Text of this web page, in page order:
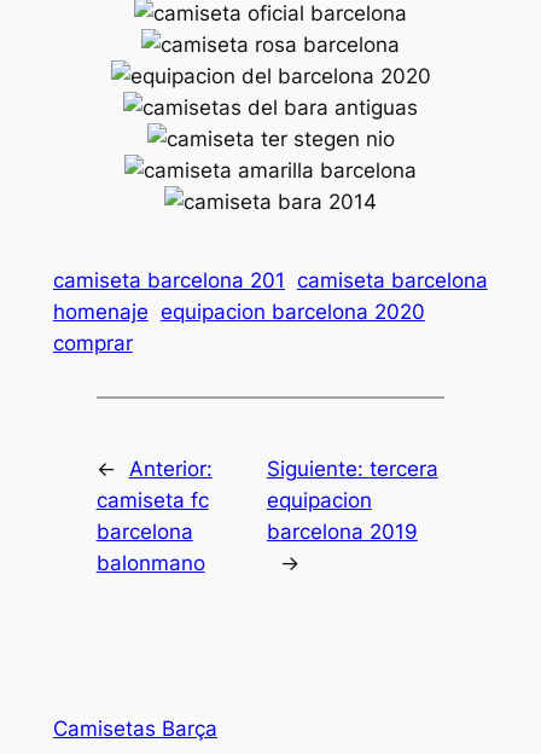
camiseta barcelona 201 camiseta barcelona
homenaje equipacion barcelona 2020
comprar
←
Anterior:
camiseta fc
barcelona
balonmano
Siguiente: tercera
equipacion
barcelona 2019
→
Camisetas Barça